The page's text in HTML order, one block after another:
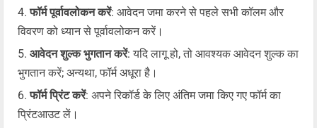
फॉर्म पूर्वावलोकन करें: आवेदन जमा करने से पहले सभी कॉलम और
विवरण को ध्यान से पूर्वावलोकन करें।
आवेदन शुल्क भुगतान करें: यदि लागू हो, तो आवश्यक आवेदन शुल्क का
भुगतान करें; अन्यथा, फॉर्म अधूरा है।
फॉर्म प्रिंट करें: अपने रिकॉर्ड के लिए अंतिम जमा किए गए फॉर्म का
प्रिंटआउट लें।